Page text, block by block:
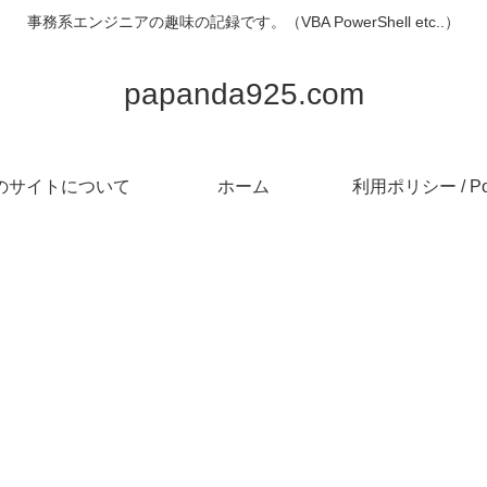
事務系エンジニアの趣味の記録です。（VBA PowerShell etc..）
papanda925.com
サイトについて ホーム 利用ポリシー /